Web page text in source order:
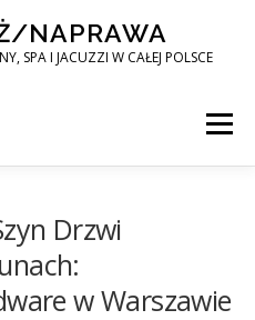
NAPRAWA
SPA I JACUZZI W CAŁEJ POLSCE
Menu
W CAŁEJ POLSCE
Drzwi
w Warszawie